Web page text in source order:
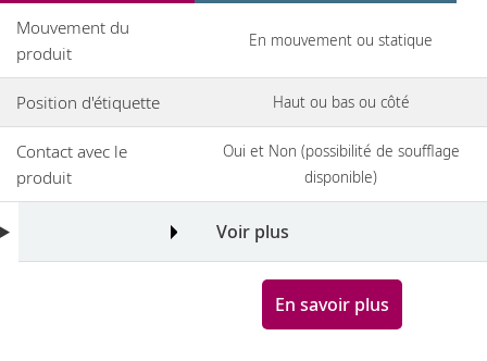
Mouvement du
produit
En mouvement ou statique
Position d'étiquette Haut ou bas ou côté
Contact avec le
produit
Oui et Non (possibilité de soufflage
disponible)
Voir plus
En savoir plus